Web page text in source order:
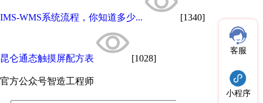
IMS-WMS系统流程，你知道多少... [1340]
昆仑通态触摸屏配方表 [1028]
官方公众号智造工程师
客服
小程序